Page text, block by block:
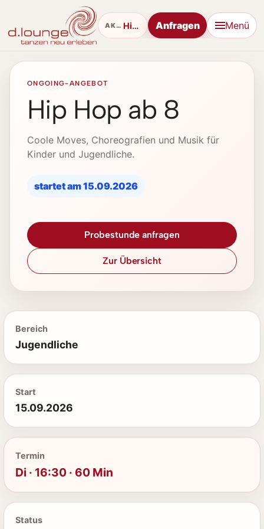
AKTUELL Hip Hop Anfragen Menü
ONGOING-ANGEBOT
Hip Hop ab 8
Coole Moves, Choreografien und Musik für
Kinder und Jugendliche.
startet am 15.09.2026
Probestunde anfragen
Zur Übersicht
Bereich
Jugendliche
Start
15.09.2026
Termin
Di · 16:30 · 60 Min
Status